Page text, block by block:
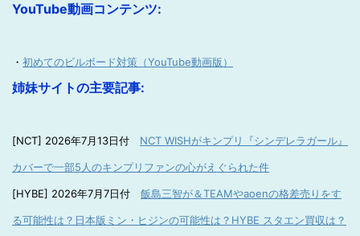
YouTube動画コンテンツ:
・ 初めてのビルボード対策（YouTube動画版）
姉妹サイトの主要記事:
[NCT] 2026年7月13日付 NCT WISHがキンプリ『シンデレラガール』
カバーで一部5人のキンプリファンの心がえぐられた件
[HYBE] 2026年7月7日付 飯島三智が＆TEAMやaoenの格差売りをす
る可能性は？日本版ミン・ヒジンの可能性は？HYBE スタエン買収は？